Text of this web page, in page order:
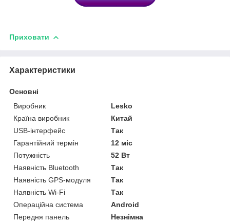
Приховати
Характеристики
Основні
Виробник
Lesko
Країна виробник
Китай
USB-інтерфейс
Так
Гарантійний термін
12 міс
Потужність
52 Вт
Наявність Bluetooth
Так
Наявність GPS-модуля
Так
Наявність Wi-Fi
Так
Операційна система
Android
Передня панель
Незнімна